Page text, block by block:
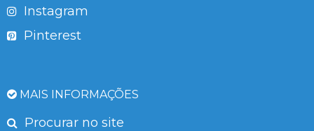
Instagram
Pinterest
MAIS INFORMAÇÕES
Procurar no site